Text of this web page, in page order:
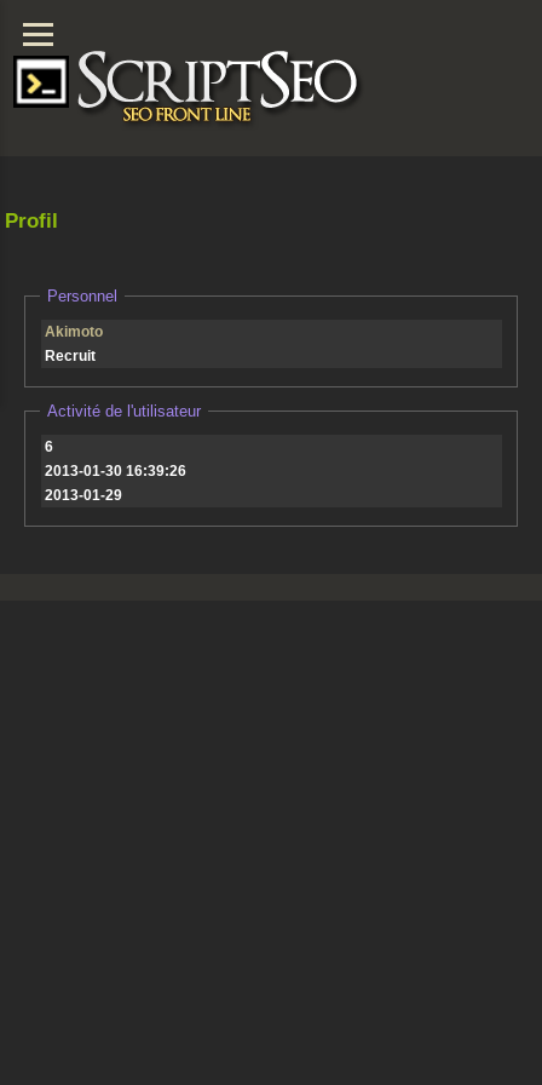
Profil
Personnel
Akimoto
Recruit
Activité de l'utilisateur
6
2013-01-30 16:39:26
2013-01-29